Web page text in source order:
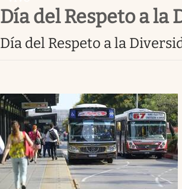
Infotechnology
Eventos Corporativos
El Cronista Studio
Mediakit
abre en nueva pestaña
Día del Respeto a
Día del Respeto a la